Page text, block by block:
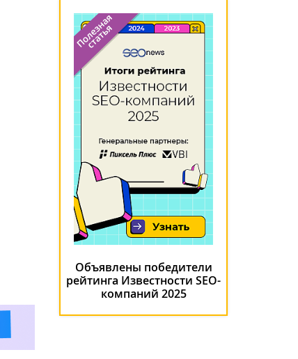
Объявлены победители
рейтинга Известности SEO-
компаний 2025